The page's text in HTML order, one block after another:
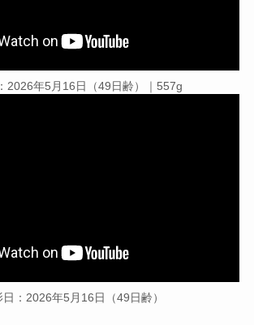
2026年5月16日（49日齢）｜557g
日：2026年5月16日（49日齢）